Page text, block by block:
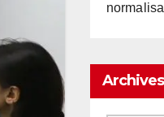
Archives